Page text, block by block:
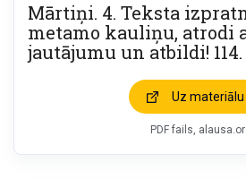
Mārtiņi. 4. Teksta
metamo kauliņu, atrodi
jautājumu un atbildi!
Uz materiālu
PDF fails